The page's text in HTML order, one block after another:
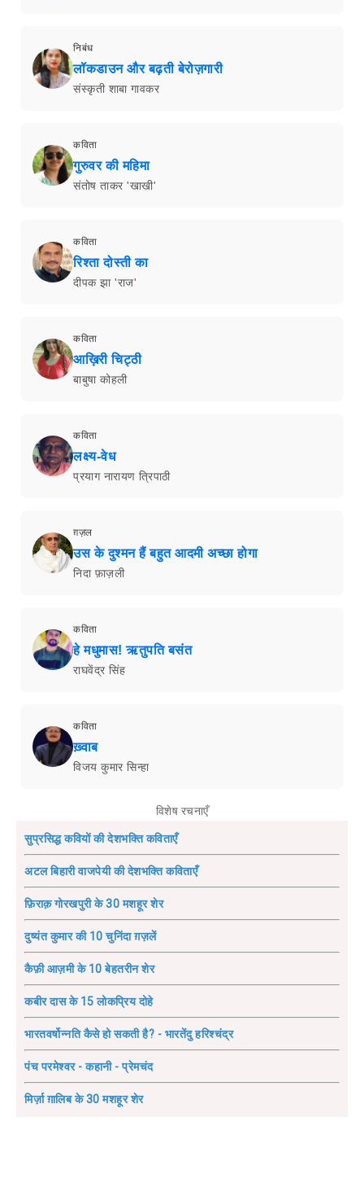
निबंध
लॉकडाउन और बढ़ती बेरोज़गारी
संस्कृती शाबा गावकर
कविता
गुरुवर की महिमा
संतोष ताकर 'खाखी'
कविता
रिश्ता दोस्ती का
दीपक झा 'राज'
कविता
आख़िरी चिट्ठी
बाबुषा कोहली
कविता
लक्ष्य-वेध
प्रयाग नारायण त्रिपाठी
ग़ज़ल
उस के दुश्मन हैं बहुत आदमी अच्छा होगा
निदा फ़ाज़ली
कविता
हे मधुमास! ऋतुपति बसंत
राघवेंद्र सिंह
कविता
ख़्वाब
विजय कुमार सिन्हा
विशेष रचनाएँ
सुप्रसिद्ध कवियों की देशभक्ति कविताएँ
अटल बिहारी वाजपेयी की देशभक्ति कविताएँ
फ़िराक़ गोरखपुरी के 30 मशहूर शेर
दुष्यंत कुमार की 10 चुनिंदा ग़ज़लें
कैफ़ी आज़मी के 10 बेहतरीन शेर
कबीर दास के 15 लोकप्रिय दोहे
भारतवर्षोन्नति कैसे हो सकती है? - भारतेंदु हरिश्चंद्र
पंच परमेश्वर - कहानी - प्रेमचंद
मिर्ज़ा ग़ालिब के 30 मशहूर शेर